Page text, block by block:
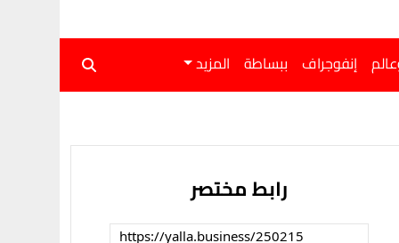
إنفوجراف ببساطة المزيد
رابط مختصر